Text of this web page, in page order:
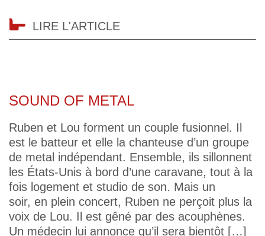
LIRE L'ARTICLE
SOUND OF METAL
Ruben et Lou forment un couple fusionnel. Il
est le batteur et elle la chanteuse d’un groupe
de metal indépendant. Ensemble, ils sillonnent
les États-Unis à bord d’une caravane, tout à la
fois logement et studio de son. Mais un
soir, en plein concert, Ruben ne perçoit plus la
voix de Lou. Il est gêné par des acouphènes.
Un médecin lui annonce qu’il sera bientôt […]